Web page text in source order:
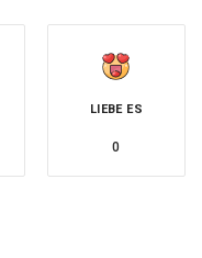
LIEBE ES
0